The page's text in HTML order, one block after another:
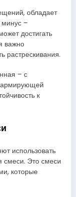
обладает
–
достигать
важно
растрескивания.
– с
армирующей
к
использовать
Это смеси
которые